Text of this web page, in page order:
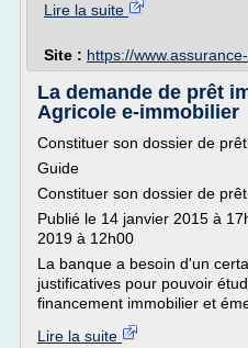
Lire la suite
Site : https://
La demande de prêt
Agricole e-immobilier
Constituer son dossier de
Guide
Constituer son dossier de
Publié le 14 janvier 2015 à
2019 à 12h00
La banque a besoin d'un
justificatives pour pouvoir
financement immobilier et
Lire la suite